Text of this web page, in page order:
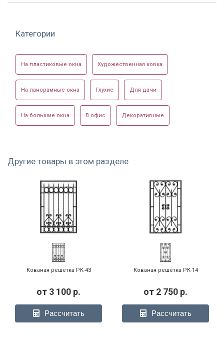
Категории
На пластиковые окна Художественная ковка
На панорамные окна Глухие Для дачи
На большие окна В офис Декоративные
Другие товары в этом разделе
Кованая решетка РК-43
от 3 100 р.
Рассчитать
Кованая решетка РК-14
от 2 750 р.
Рассчитать